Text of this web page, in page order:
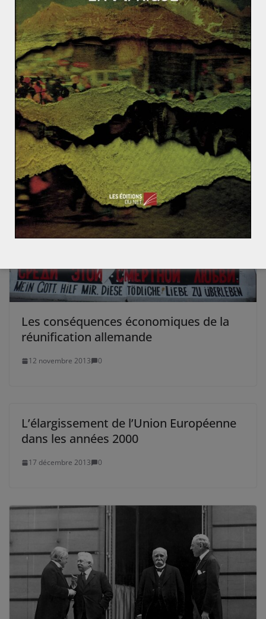
Le règne du tsar Alexandre III (1881 – 1894)
Une histoire du terrorisme : l’internationalisation du
terrorisme (3/3)
Les conséquences économiques de la
réunification allemande
12 novembre 2013 0
L’élargissement de l’Union Européenne
dans les années 2000
17 décembre 2013 0